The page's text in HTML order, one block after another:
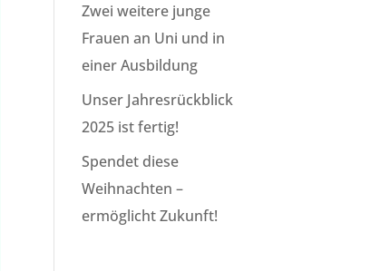
Zwei weitere junge
Frauen an Uni und in
einer Ausbildung
Unser Jahresrückblick
2025 ist fertig!
Spendet diese
Weihnachten –
ermöglicht Zukunft!